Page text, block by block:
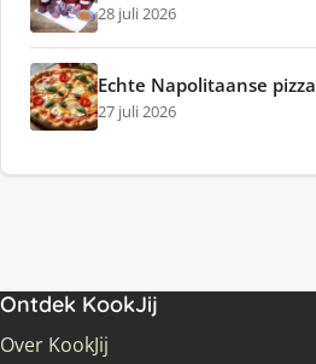
28 juli 2026
Echte Napolitaanse pizza
27 juli 2026
Ontdek KookJij
Over KookJij